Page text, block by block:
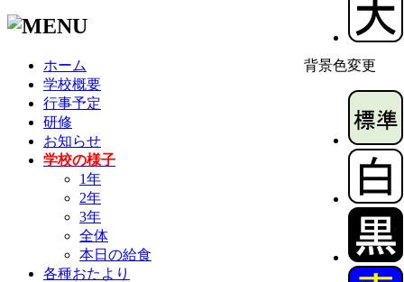
背景色変更
ホーム
学校概要
行事予定
研修
お知らせ
学校の様子
1年
2年
3年
全体
本日の給食
各種おたより